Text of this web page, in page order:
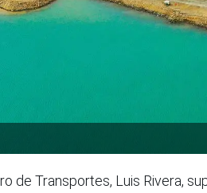
de Transportes, Luis Rivera,